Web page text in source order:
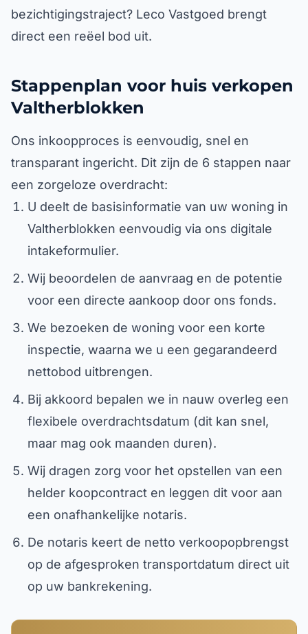
bezichtigingstraject? Leco Vastgoed brengt
direct een reëel bod uit.
Stappenplan voor huis verkopen
Valtherblokken
Ons inkoopproces is eenvoudig, snel en
transparant ingericht. Dit zijn de 6 stappen naar
een zorgeloze overdracht:
U deelt de basisinformatie van uw woning in
Valtherblokken eenvoudig via ons digitale
intakeformulier.
Wij beoordelen de aanvraag en de potentie
voor een directe aankoop door ons fonds.
We bezoeken de woning voor een korte
inspectie, waarna we u een gegarandeerd
nettobod uitbrengen.
Bij akkoord bepalen we in nauw overleg een
flexibele overdrachtsdatum (dit kan snel,
maar mag ook maanden duren).
Wij dragen zorg voor het opstellen van een
helder koopcontract en leggen dit voor aan
een onafhankelijke notaris.
De notaris keert de netto verkoopopbrengst
op de afgesproken transportdatum direct uit
op uw bankrekening.